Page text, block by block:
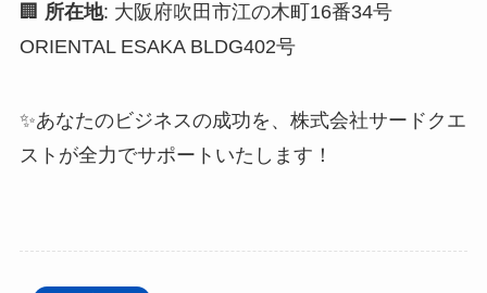
🏢 所在地: 大阪府吹田市江の木町16番34号
ORIENTAL ESAKA BLDG402号
✨あなたのビジネスの成功を、株式会社サードクエ
ストが全力でサポートいたします！